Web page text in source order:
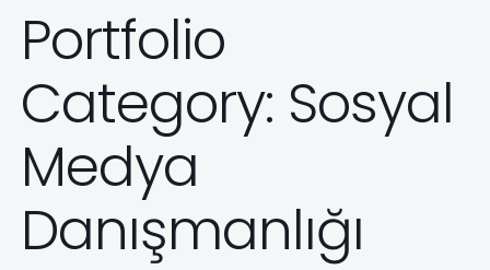
Portfolio
Category: Sosyal
Medya
Danışmanlığı